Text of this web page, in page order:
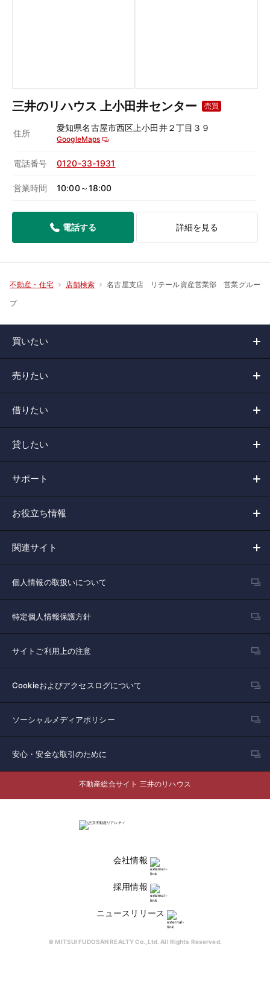
三井のリハウス 上小田井センター 売買
住所
愛知県名古屋市西区上小田井２丁目３９
GoogleMaps
電話番号 0120-33-1931
営業時間 10:00～18:00
電話する 詳細を見る
不動産・住宅 店舗検索 名古屋支店 リテール資産営業部 営業グルー
プ
買いたい
売りたい
借りたい
貸したい
サポート
お役立ち情報
関連サイト
個人情報の取扱いについて
特定個人情報保護方針
サイトご利用上の注意
Cookieおよびアクセスログについて
ソーシャルメディアポリシー
安心・安全な取引のために
不動産総合サイト 三井のリハウス
会社情報
採用情報
ニュースリリース
© MITSUI FUDOSAN REALTY Co.,Ltd. All Rights Reserved.